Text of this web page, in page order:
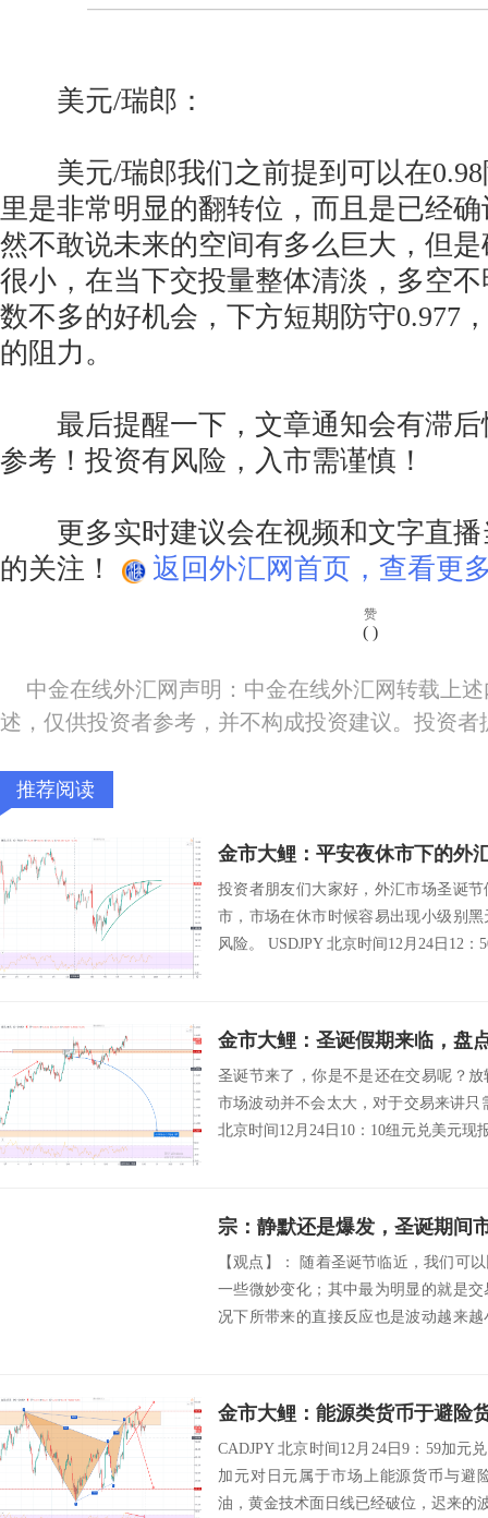
美元/瑞郎：
美元/瑞郎我们之前提到可以在0.98
里是非常明显的翻转位，而且是已经
然不敢说未来的空间有多么巨大，但
很小，在当下交投量整体清淡，多空
数不多的好机会，下方短期防守0.977
的阻力。
最后提醒一下，文章通知会有滞后
参考！投资有风险，入市需谨慎！
更多实时建议会在视频和文字直播
的关注！
返回外汇网首页，查看更
赞
( )
中金在线外汇网声明：中金在线外汇网转载上
述，仅供投资者参考，并不构成投资建议。投资
推荐阅读
金市大鲤：平安夜休市下的外
投资者朋友们大家好，外汇市场圣诞
市，市场在休市时候容易出现小级别
风险。 USDJPY 北京时间12月24日12
金市大鲤：圣诞假期来临，盘
圣诞节来了，你是不是还在交易呢？
市场波动并不会太大，对于交易来讲只
北京时间12月24日10：10纽元兑美元现
宗：静默还是爆发，圣诞期间
【观点】： 随着圣诞节临近，我们可
一些微妙变化；其中最为明显的就是
况下所带来的直接反应也是波动越来
CADJPY 北京时间12月24日9：59加元
加元对日元属于市场上能源货币与避
油，黄金技术面日线已经破位，迟来的